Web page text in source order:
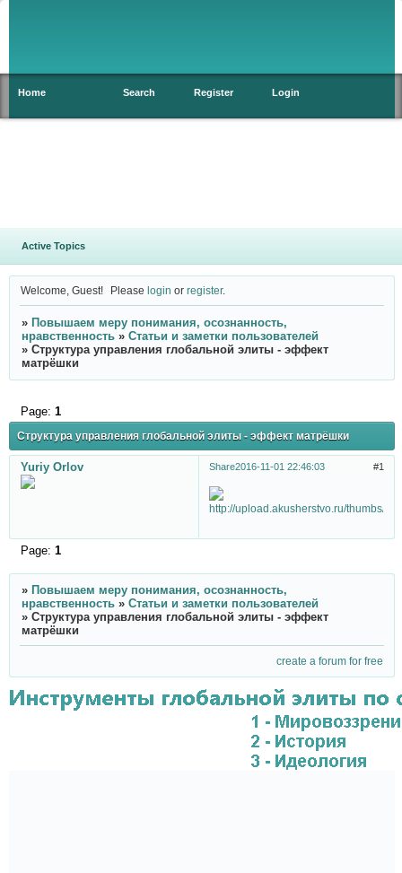
Home Search Register Login
Active Topics
Welcome, Guest! Pleaselogin orregister.
» Повышаем меру понимания, осознанность,
нравственность » Статьи и заметки пользователей
» Структура управления глобальной элиты - эффект
матрёшки
Структура управления глобальной элиты - эффект матрёшки
Page: 1
Share 1
2016-11-01 22:46:03
Yuriy Orlov
Page: 1
» Повышаем меру понимания, осознанность,
нравственность » Статьи и заметки пользователей
» Структура управления глобальной элиты - эффект
матрёшки
create a forum for free